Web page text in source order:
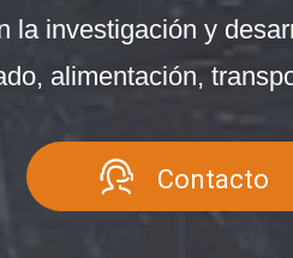
la investigación y
alimentación,
Contacto